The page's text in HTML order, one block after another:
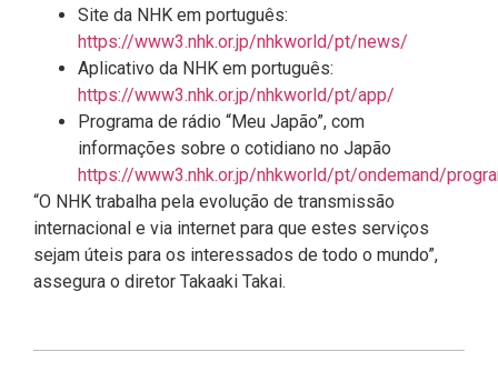
Site da NHK em português:
https://www3.nhk.or.jp/nhkworld/pt/news/
Aplicativo da NHK em português:
https://www3.nhk.or.jp/nhkworld/pt/app/
Programa de rádio “Meu Japão”, com
informações sobre o cotidiano no Japão
https://www3.nhk.or.jp/nhkworld/pt/ondemand/
“O NHK trabalha pela evolução de transmissão
internacional e via internet para que estes serviços
sejam úteis para os interessados de todo o mundo”,
assegura o diretor Takaaki Takai.